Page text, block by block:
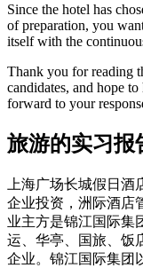
Since the hotel has
of preparation, you
itself with the
Thank you for reading
candidates, and hope
forward to your
旅游的实习报
上海广场长城假日
企业投资，洲际酒店
业主方是锦江国际集
运、华亭、国旅、饭
企业。锦江国际集团